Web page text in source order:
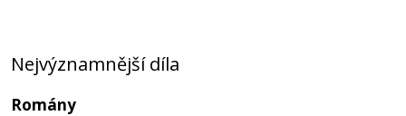
Nejvýznamnější díla
Romány